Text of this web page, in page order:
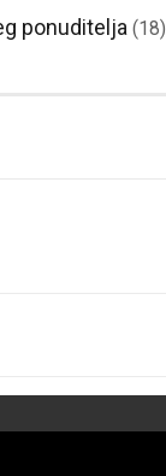
ponuditelja (18)